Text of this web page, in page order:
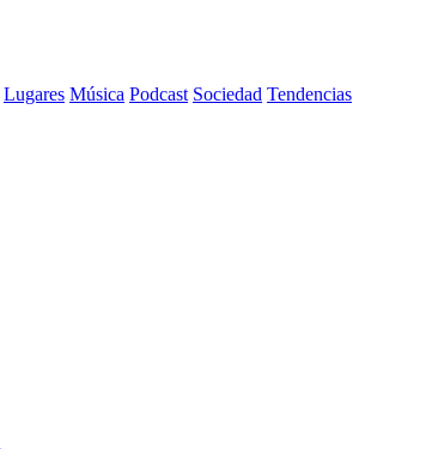
Lugares Música Podcast Sociedad Tendencias